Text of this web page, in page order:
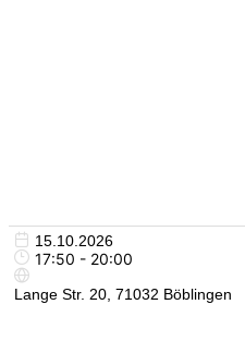
15.10.2026
17:50 - 20:00
Lange Str. 20, 71032 Böblingen